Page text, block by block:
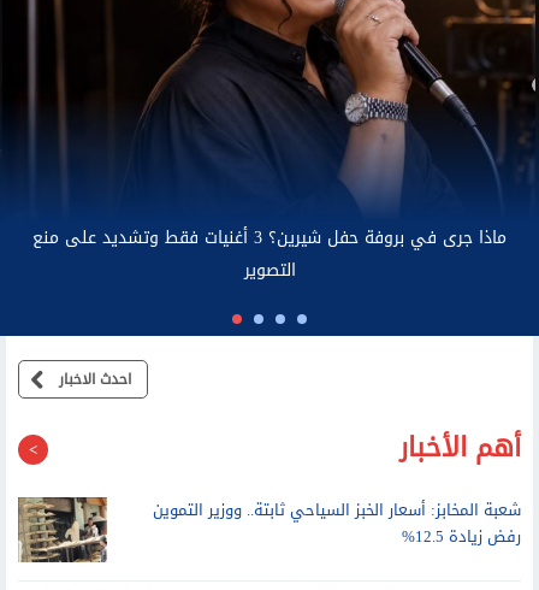
الاتصالات: صاحب عقد خط المحمول مسئول قانونيًا عن استخدامه
احدث الاخبار
أهم الأخبار
رفض زيادة 12.5%